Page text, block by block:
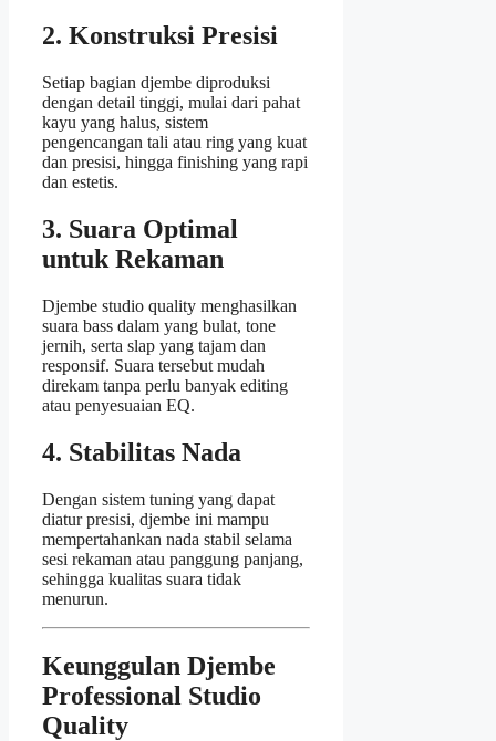
2. Konstruksi Presisi
Setiap bagian djembe diproduksi
dengan detail tinggi, mulai dari pahat
kayu yang halus, sistem
pengencangan tali atau ring yang kuat
dan presisi, hingga finishing yang rapi
dan estetis.
3. Suara Optimal
untuk Rekaman
Djembe studio quality menghasilkan
suara bass dalam yang bulat, tone
jernih, serta slap yang tajam dan
responsif. Suara tersebut mudah
direkam tanpa perlu banyak editing
atau penyesuaian EQ.
4. Stabilitas Nada
Dengan sistem tuning yang dapat
diatur presisi, djembe ini mampu
mempertahankan nada stabil selama
sesi rekaman atau panggung panjang,
sehingga kualitas suara tidak
menurun.
Keunggulan Djembe
Professional Studio
Quality